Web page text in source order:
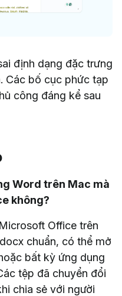
định dạng đặc trưng
Các bố cục phức tạp
công đáng kể sau
Word trên Mac mà
không?
Office trên
chuẩn, có thể mở
bất kỳ ứng dụng
tệp đã chuyển đổi
chia sẻ với người